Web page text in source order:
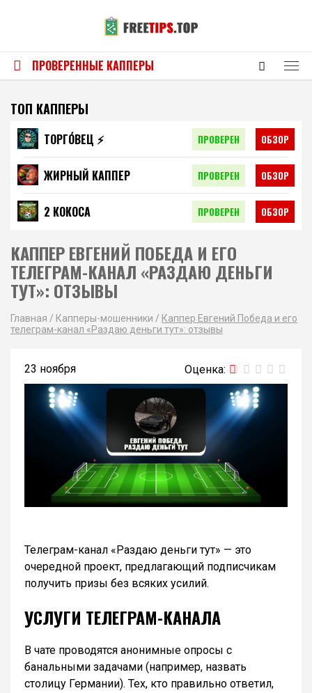
ПРОВЕРЕННЫЕ КАППЕРЫ
ТОП КАППЕРЫ
ТОРГО́ВЕЦ ⚡️ ПРОВЕРЕН ОБЗОР
ЖИРНЫЙ КАППЕР ПРОВЕРЕН ОБЗОР
2 КОКОСА ПРОВЕРЕН ОБЗОР
КАППЕР ЕВГЕНИЙ ПОБЕДА И ЕГО
ТЕЛЕГРАМ-КАНАЛ «РАЗДАЮ ДЕНЬГИ
ТУТ»: ОТЗЫВЫ
Главная / Капперы-мошенники / Каппер Евгений Победа и его
телеграм-канал «Раздаю деньги тут»: отзывы
23 ноября
Телеграм-канал «Раздаю деньги тут» — это
очередной проект, предлагающий подписчикам
получить призы без всяких усилий.
УСЛУГИ ТЕЛЕГРАМ-КАНАЛА
В чате проводятся анонимные опросы с
банальными задачами (например, назвать
столицу Германии). Тех, кто правильно ответил,